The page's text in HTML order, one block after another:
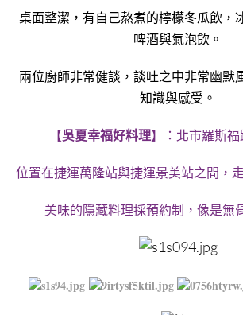
桌面整潔，有自己熬煮的檸檬冬瓜飲，
啤酒與氣泡飲。
兩位廚師非常健談，談吐之中非常幽默
知識與感受。
【吳夏幸福好料理】：北市羅斯福
位置在捷運萬隆站與捷運景美站之間，
美味的隱藏料理採預約制，像是無